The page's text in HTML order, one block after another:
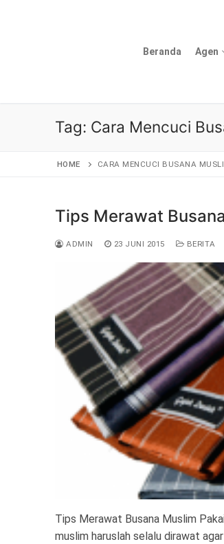
Beranda Agen
Tag: Cara Mencuci
HOME CARA MENCUCI BUSANA
Tips Merawat
ADMIN 23 JUNI 2015 BERITA
Tips Merawat Busana Muslim
muslim haruslah selalu dirawat